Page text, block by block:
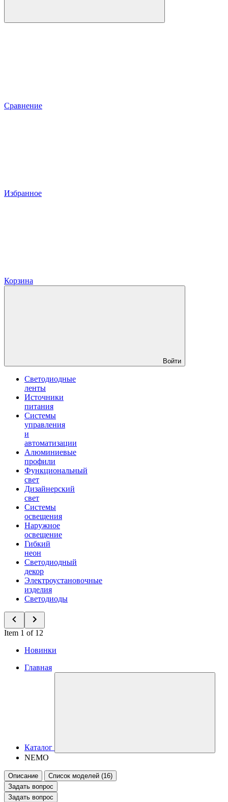
Сравнение
Избранное
Корзина
Войти
Светодиодные
ленты
Источники
питания
Системы
управления
и
автоматизации
Алюминиевые
профили
Функциональный
свет
Дизайнерский
свет
Системы
освещения
Наружное
освещение
Гибкий
неон
Светодиодный
декор
Электроустановочные
изделия
Светодиоды
Item 1 of 12
Новинки
Главная
Каталог
NEMO
Описание
Список моделей (16)
Задать вопрос
Задать вопрос